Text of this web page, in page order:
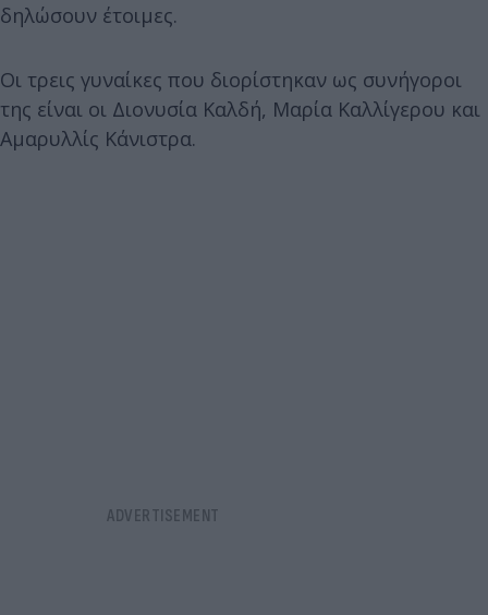
δηλώσουν έτοιμες.
Οι τρεις γυναίκες που διορίστηκαν ως συνήγοροι
της είναι οι Διονυσία Καλδή, Μαρία Καλλίγερου και
Αμαρυλλίς Κάνιστρα.